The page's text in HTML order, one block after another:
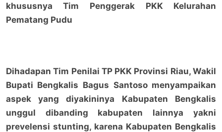
khususnya Tim Penggerak PKK Kelurahan
Pematang Pudu
Dihadapan Tim Penilai TP PKK Provinsi Riau, Wakil
Bupati Bengkalis Bagus Santoso menyampaikan
aspek yang diyakininya Kabupaten Bengkalis
unggul dibanding kabupaten lainnya yakni
prevelensi stunting, karena Kabupaten Bengkalis